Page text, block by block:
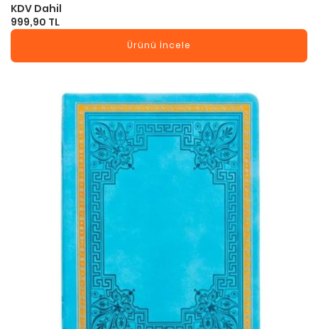
KDV Dahil
999,90 TL
Ürünü İncele